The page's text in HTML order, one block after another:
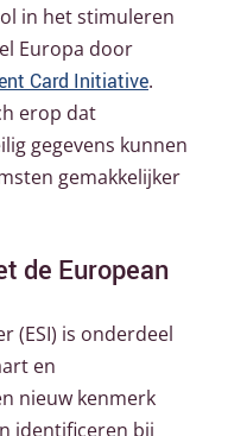
in het stimuleren
Europa door
Card Initiative.
erop dat
gegevens kunnen
gemakkelijker
de European
(ESI) is onderdeel
en
nieuw kenmerk
identificeren bij